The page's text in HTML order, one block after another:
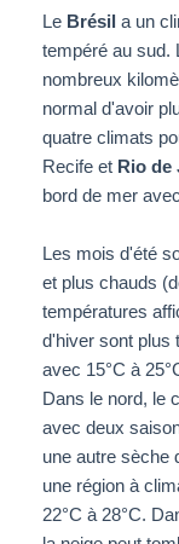
Le Brésil a un
tempéré au sud.
nombreux
normal d'avoir
quatre climats
Recife et Rio de
bord de mer
Les mois d'été
et plus chauds
températures
d'hiver sont plus
avec 15°C à
Dans le nord, le
avec deux
une autre sèche
une région à
22°C à 28°C.